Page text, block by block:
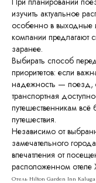
изучить актуальное
особенно в выходные
компании предлагают
заранее.
Выбирать способ
приоритетов: если
надежность — поезд,
транспортная
путешественникам
путешествия.
Независимо от
замечательного
впечатления от
расположенном отеле
Отель Hilton Garden Inn Kaluga
Вакансии
Контакты
FAQ
Блог
Политика
данных
Правовая
2026 © Отель
Kalugа
SEO-продвижение сайтов